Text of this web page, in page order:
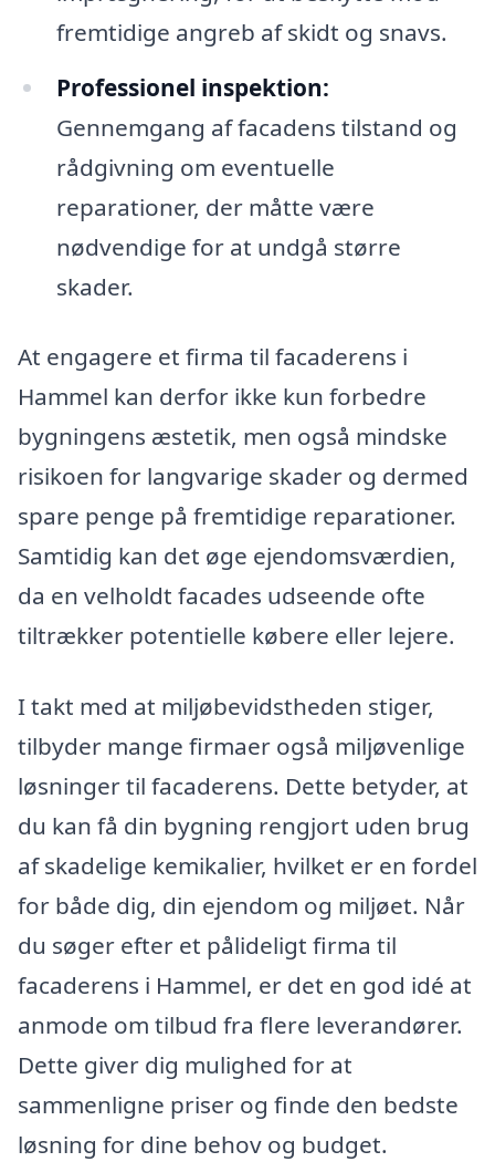
fremtidige angreb af skidt og snavs.
Professionel inspektion:
Gennemgang af facadens tilstand og
rådgivning om eventuelle
reparationer, der måtte være
nødvendige for at undgå større
skader.
At engagere et firma til facaderens i
Hammel kan derfor ikke kun forbedre
bygningens æstetik, men også mindske
risikoen for langvarige skader og dermed
spare penge på fremtidige reparationer.
Samtidig kan det øge ejendomsværdien,
da en velholdt facades udseende ofte
tiltrækker potentielle købere eller lejere.
I takt med at miljøbevidstheden stiger,
tilbyder mange firmaer også miljøvenlige
løsninger til facaderens. Dette betyder, at
du kan få din bygning rengjort uden brug
af skadelige kemikalier, hvilket er en fordel
for både dig, din ejendom og miljøet. Når
du søger efter et pålideligt firma til
facaderens i Hammel, er det en god idé at
anmode om tilbud fra flere leverandører.
Dette giver dig mulighed for at
sammenligne priser og finde den bedste
løsning for dine behov og budget.